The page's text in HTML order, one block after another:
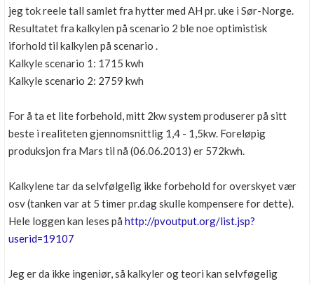
jeg tok reele tall samlet fra hytter med AH pr. uke i Sør-Norge.
Resultatet fra kalkylen på scenario 2 ble noe optimistisk
iforhold til kalkylen på scenario .
Kalkyle scenario 1: 1715 kwh
Kalkyle scenario 2: 2759 kwh
For å ta et lite forbehold, mitt 2kw system produserer på sitt
beste i realiteten gjennomsnittlig 1,4 - 1,5kw. Foreløpig
produksjon fra Mars til nå (06.06.2013) er 572kwh.
Kalkylene tar da selvfølgelig ikke forbehold for overskyet vær
osv (tanken var at 5 timer pr.dag skulle kompensere for dette).
Hele loggen kan leses på http://pvoutput.org/list.jsp?
userid=19107
Jeg er da ikke ingeniør, så kalkyler og teori kan selvføgelig